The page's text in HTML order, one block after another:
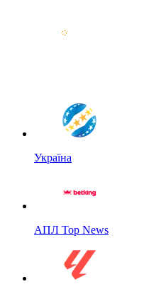
Україна
АПЛ Top News